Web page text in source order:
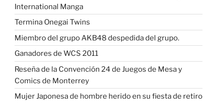
International Manga
Termina Onegai Twins
Miembro del grupo AKB48 despedida del grupo.
Ganadores de WCS 2011
Reseña de la Convención 24 de Juegos de Mesa y
Comics de Monterrey
Mujer Japonesa de hombre herido en su fiesta de retiro